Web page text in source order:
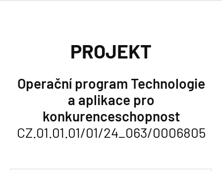
PROJEKT
Operační program Technologie
a aplikace pro
konkurenceschopnost
CZ.01.01.01/01/24_063/0006805